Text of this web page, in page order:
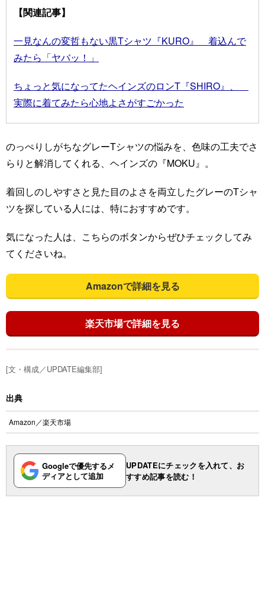
【関連記事】
一見なんの変哲もない黒Tシャツ『KURO』 着込んで
みたら「ヤバッ！」
ちょっと気になってたヘインズのロンT『SHIRO』、
実際に着てみたら心地よさがすごかった
のっぺりしがちなグレーTシャツの悩みを、色味の工夫でさ
らりと解消してくれる、ヘインズの『MOKU』。
着回しのしやすさと見た目のよさを両立したグレーのTシャ
ツを探している人には、特におすすめです。
気になった人は、こちらのボタンからぜひチェックしてみ
てくださいね。
Amazonで詳細を見る
楽天市場で詳細を見る
[文・構成／UPDATE編集部]
出典
Amazon ／楽天市場
Googleで優先するメ
ディアとして追加
UPDATEにチェックを入れて、お
すすめ記事を読む！